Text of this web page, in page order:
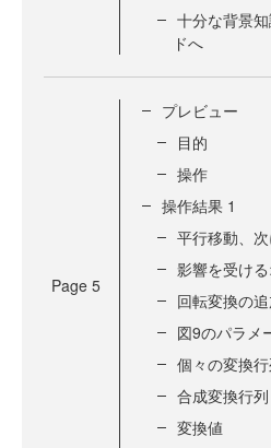
十分な背景
ドへ
Page 5
プレビュー
目的
操作
操作結果 1
平行移動、
影響を受け
回転変換の
図9のパラメ
個々の変換
合成変換行列
変換値